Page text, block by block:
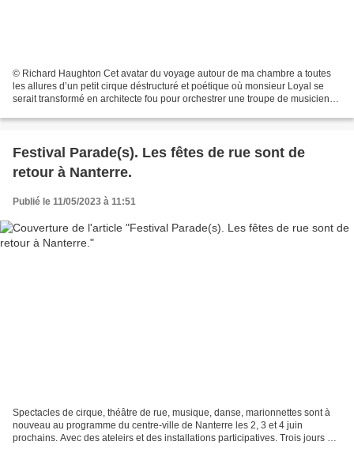
© Richard Haughton Cet avatar du voyage autour de ma chambre a toutes
les allures d’un petit cirque déstructuré et poétique où monsieur Loyal se
serait transformé en architecte fou pour orchestrer une troupe de musiciens,
Festival Parade(s). Les fêtes de rue sont de
retour à Nanterre.
Publié le 11/05/2023 à 11:51
Spectacles de cirque, théâtre de rue, musique, danse, marionnettes sont à
nouveau au programme du centre-ville de Nanterre les 2, 3 et 4 juin
prochains. Avec des ateleirs et des installations participatives. Trois jours et